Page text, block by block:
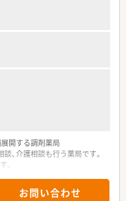
開する調剤薬局
、介護相談も行う薬局です。
ます。お問い合わせ